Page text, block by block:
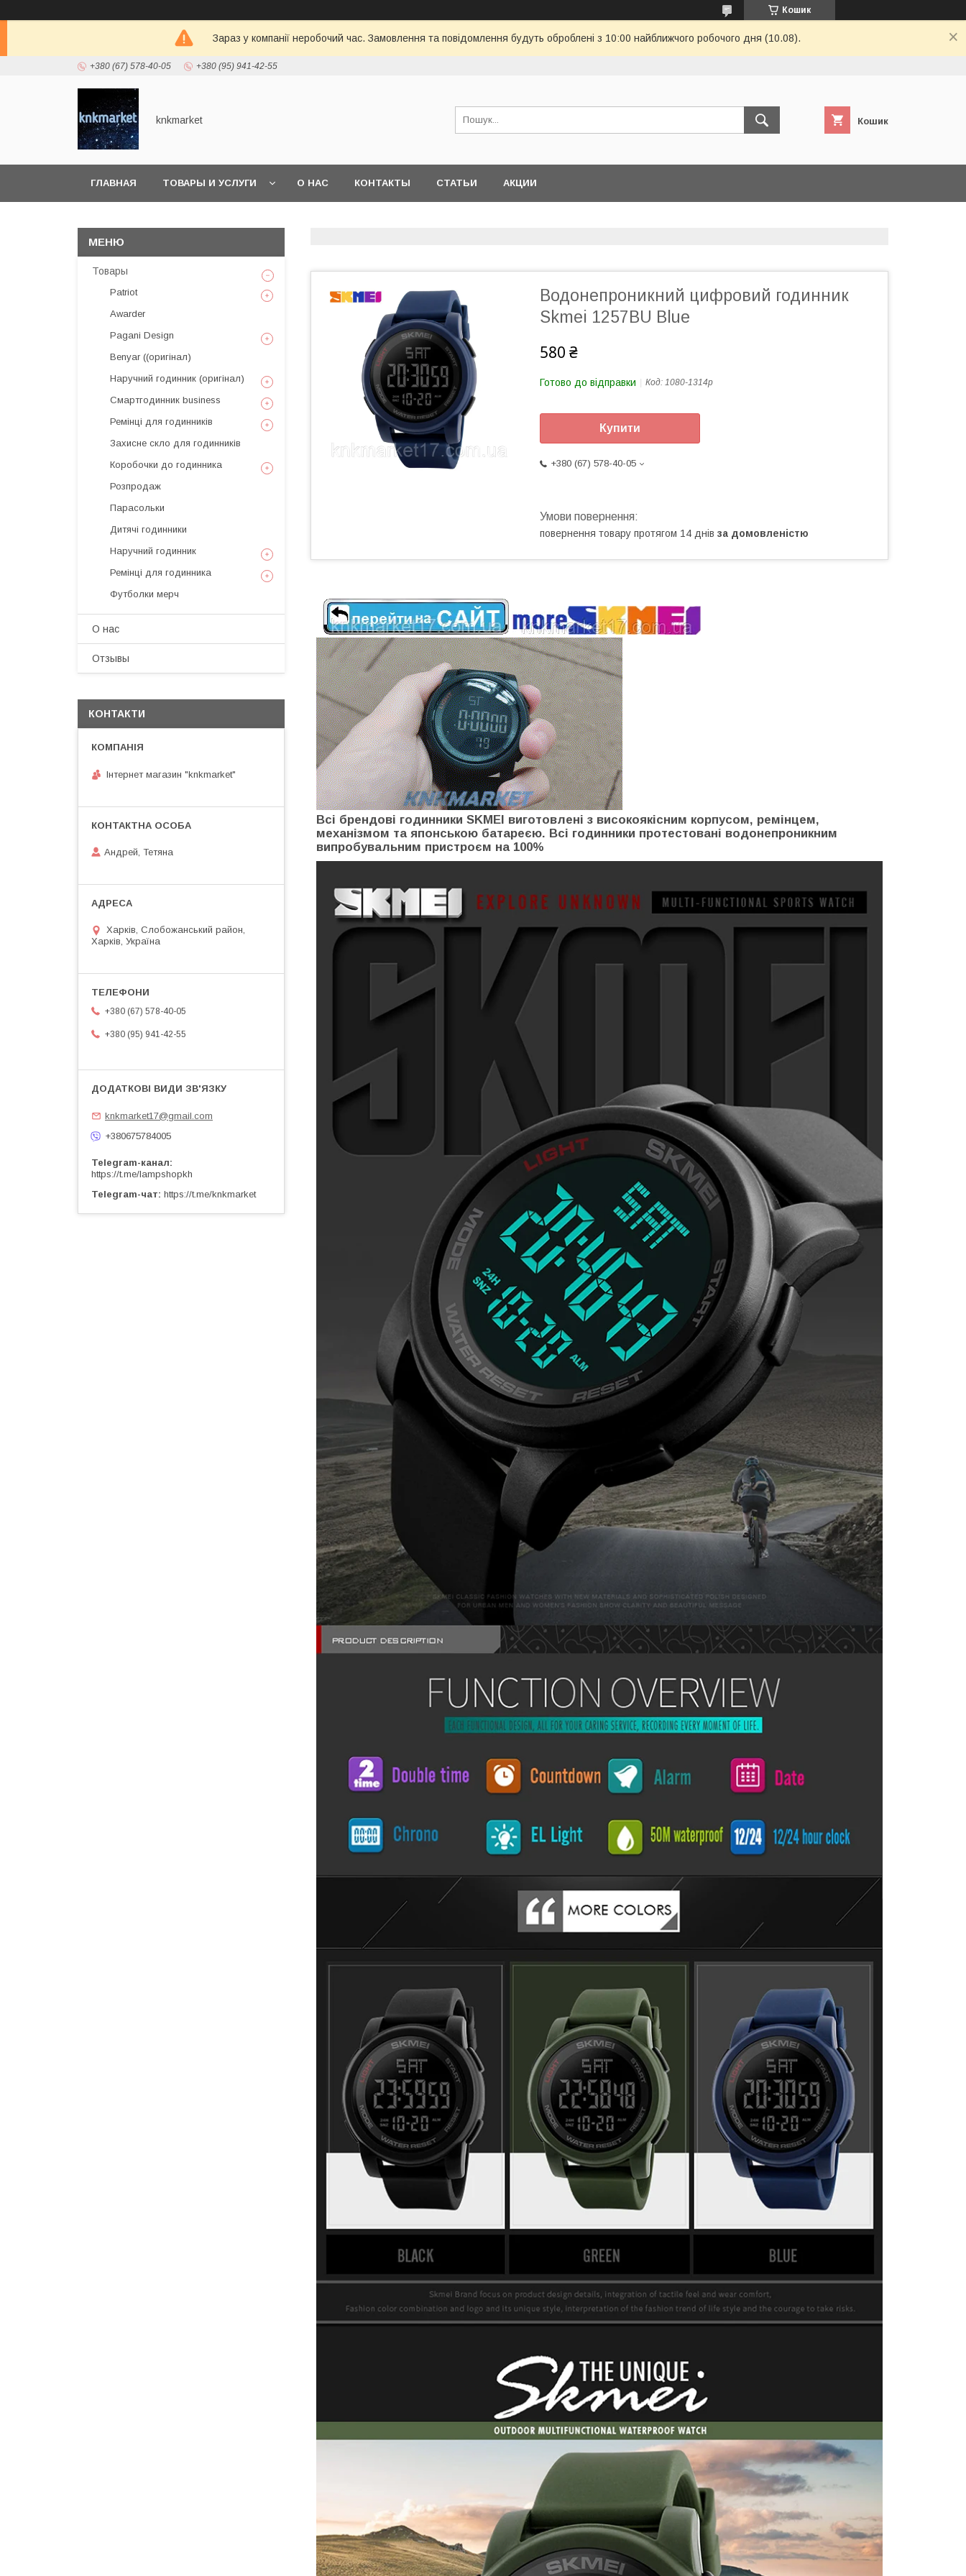
Кошик
Зараз у компанії неробочий час. Замовлення та повідомлення будуть оброблені з 10:00 найближчого робочого дня (10.08).
+380 (67) 578-40-05 +380 (95) 941-42-55
knkmarket Кошик
ГЛАВНАЯ ТОВАРЫ И УСЛУГИ О НАС КОНТАКТЫ СТАТЬИ АКЦИИ
Водонепроникний цифровий годинник
Skmei 1257BU Blue
580 ₴
Готово до відправки Код: 1080-1314р
Купити
+380 (67) 578-40-05
повернення товару протягом 14 днів за домовленістю
Всі брендові годинники SKMEI виготовлені з високоякісним корпусом, ремінцем,
механізмом та японською батареєю. Всі годинники протестовані водонепроникним
випробувальним пристроєм на 100%
Товары
Patriot
Awarder
Pagani Design
Benyar ((оригінал)
Наручний годинник (оригінал)
Смартгодинник business
Ремінці для годинників
Захисне скло для годинників
Коробочки до годинника
Розпродаж
Парасольки
Дитячі годинники
Наручний годинник
Ремінці для годинника
Футболки мерч
О нас
Отзывы
КОНТАКТИ
Інтернет магазин "knkmarket"
Андрей, Тетяна
Харків, Слобожанський район,
Харків, Україна
+380 (67) 578-40-05
+380 (95) 941-42-55
knkmarket17@gmail.com
+380675784005
Telegram-канал
https://t.me/lampshopkh
Telegram-чат https://t.me/knkmarket